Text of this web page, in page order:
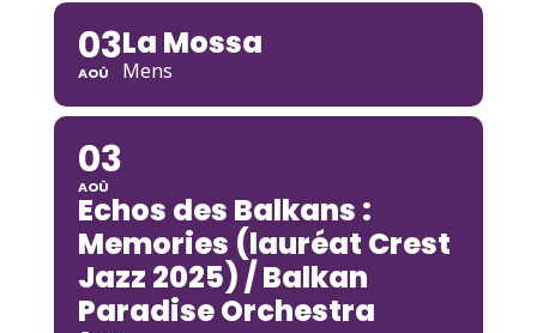
03
AOÛ
La Mossa
Mens
03
AOÛ
Echos des Balkans :
Memories (lauréat Crest
Jazz 2025) / Balkan
Paradise Orchestra